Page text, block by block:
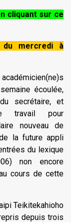
cliquant sur ce
du mercredi à
écoulée,
secrétaire, et
travail pour
nouveau de
la future appli
du lexique
non encore
cours de cette
Teikitekahioho
depuis trois